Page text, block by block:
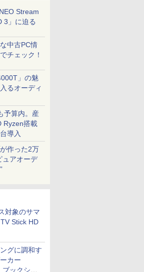
Stream
3」に迫る
中古PC情
チェック！
」の魅
るオーディ
予算内。産
Ryzen搭載
導入
作った2万
ュアオーデ
対象のサマ
Stick HD
グに調和す
カー
ックシェ